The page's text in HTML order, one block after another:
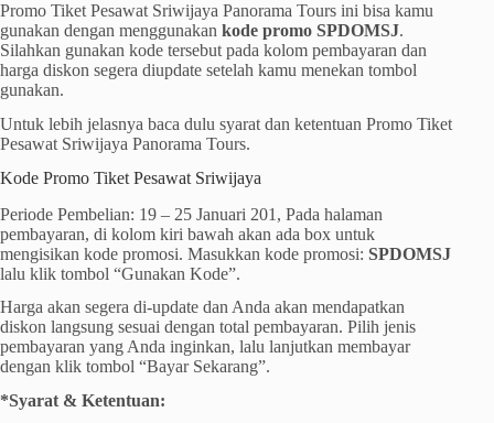
Promo Tiket Pesawat Sriwijaya Panorama Tours ini bisa kamu
gunakan dengan menggunakan kode promo SPDOMSJ.
Silahkan gunakan kode tersebut pada kolom pembayaran dan
harga diskon segera diupdate setelah kamu menekan tombol
gunakan.
Untuk lebih jelasnya baca dulu syarat dan ketentuan Promo Tiket
Pesawat Sriwijaya Panorama Tours.
Kode Promo Tiket Pesawat Sriwijaya
Periode Pembelian: 19 – 25 Januari 201, Pada halaman
pembayaran, di kolom kiri bawah akan ada box untuk
mengisikan kode promosi. Masukkan kode promosi: SPDOMSJ
lalu klik tombol “Gunakan Kode”.
Harga akan segera di-update dan Anda akan mendapatkan
diskon langsung sesuai dengan total pembayaran. Pilih jenis
pembayaran yang Anda inginkan, lalu lanjutkan membayar
dengan klik tombol “Bayar Sekarang”.
*Syarat & Ketentuan: